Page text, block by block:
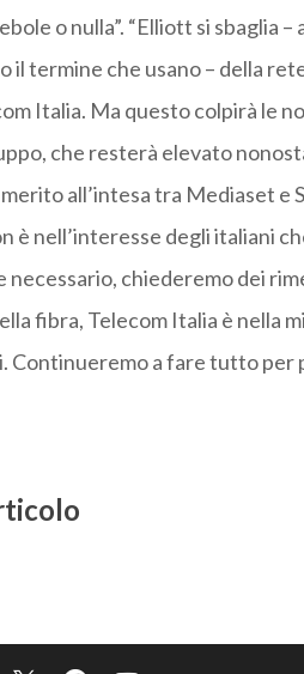
o nulla”. “Elliott si sbaglia –
il termine che usano – della
Italia. Ma questo colpirà le
che resterà elevato
all’intesa tra Mediaset e
è nell’interesse degli italiani
chiederemo dei
fibra, Telecom Italia è nella
a fare tutto per